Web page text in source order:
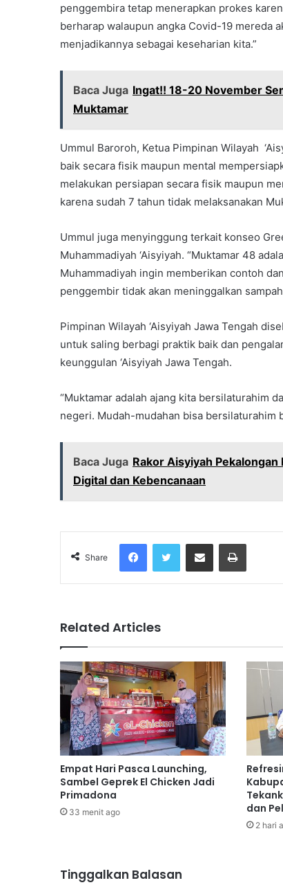
penggembira tetap menerapkan prokes
berharap walaupun angka Covid-19 mereda
menjadikannya sebagai keseharian kita.”
Baca Juga Ingat!! 18-20 November
Muktamar
Ummul Baroroh, Ketua Pimpinan Wilayah
baik secara fisik maupun mental
melakukan persiapan secara fisik maupun
karena sudah 7 tahun tidak melaksanakan
Ummul juga menyinggung terkait konseo
Muhammadiyah ‘Aisyiyah. “Muktamar 48
Muhammadiyah ingin memberikan contoh
penggembir tidak akan meninggalkan
Pimpinan Wilayah ‘Aisyiyah Jawa Tengah
untuk saling berbagi praktik baik dan
keunggulan ‘Aisyiyah Jawa Tengah.
“Muktamar adalah ajang kita bersilaturahim
negeri. Mudah-mudahan bisa
Baca Juga Rakor Aisyiyah
Digital dan Kebencanaan
Share
Related Articles
Empat Hari Pasca Launching,
Sambel Geprek El Chicken Jadi
Primadona
33 menit ago
dan
2 hari
Tinggalkan Balasan